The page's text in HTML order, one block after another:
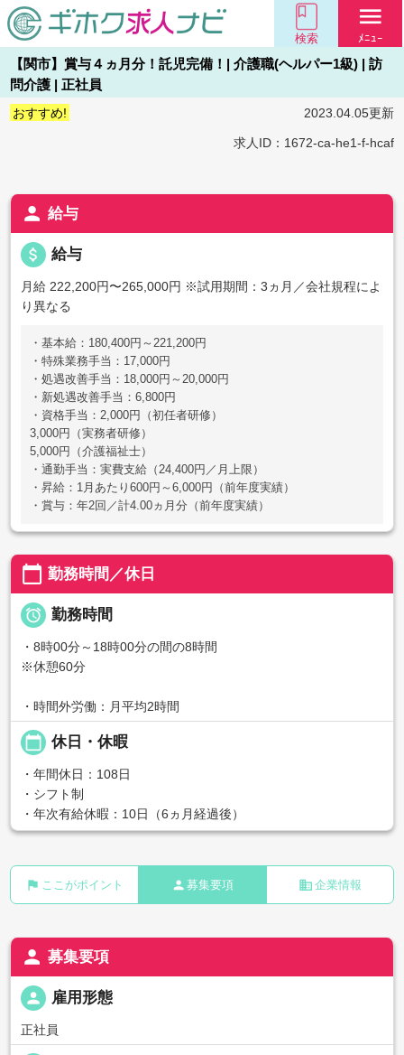
検索
menu
ﾒﾆｭｰ
【関市】賞与４ヵ月分！託児完備！| 介護職(ヘルパー1級) | 訪
問介護 | 正社員
おすすめ! 2023.04.05更新
求人ID：1672-ca-he1-f-hcaf
person 給与
attach_money 給与
月給 222,200円〜265,000円 ※試用期間：3ヵ月／会社規程によ
り異なる
・基本給：180,400円～221,200円
・特殊業務手当：17,000円
・処遇改善手当：18,000円～20,000円
・新処遇改善手当：6,800円
・資格手当：2,000円（初任者研修）
3,000円（実務者研修）
5,000円（介護福祉士）
・通勤手当：実費支給（24,400円／月上限）
・昇給：1月あたり600円～6,000円（前年度実績）
・賞与：年2回／計4.00ヵ月分（前年度実績）
calendar_today 勤務時間／休日
 勤務時間
・8時00分～18時00分の間の8時間
※休憩60分
・時間外労働：月平均2時間
calendar_today 休日・休暇
・年間休日：108日
・シフト制
・年次有給休暇：10日（6ヵ月経過後）
flag ここがポイント person 募集要項 business 企業情報
person 募集要項
person 雇用形態
正社員